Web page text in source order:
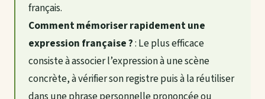
français.
Comment mémoriser rapidement une
expression française ?: Le plus efficace
consiste à associer l’expression à une scène
concrète, à vérifier son registre puis à la réutiliser